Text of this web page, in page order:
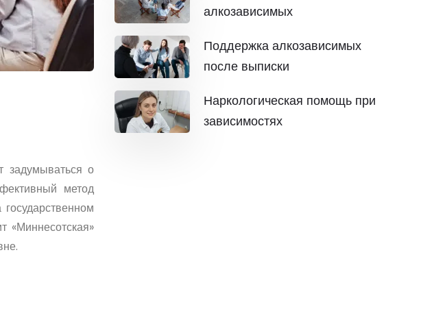
задумываться о
метод
«Миннесотская»
алкозависимых
Поддержка алкозависимых
после выписки
Наркологическая помощь при
зависимостях